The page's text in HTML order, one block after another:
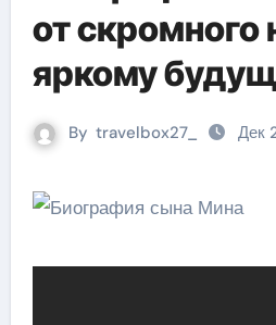
от скромного
яркому
By travelbox27_ Дек